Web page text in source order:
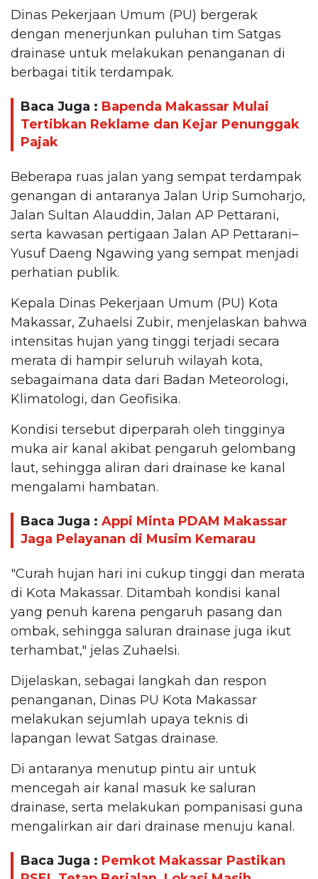
Dinas Pekerjaan Umum (PU) bergerak
dengan menerjunkan puluhan tim Satgas
drainase untuk melakukan penanganan di
berbagai titik terdampak.
Baca Juga : Bapenda Makassar Mulai
Tertibkan Reklame dan Kejar Penunggak
Pajak
Beberapa ruas jalan yang sempat terdampak
genangan di antaranya Jalan Urip Sumoharjo,
Jalan Sultan Alauddin, Jalan AP Pettarani,
serta kawasan pertigaan Jalan AP Pettarani–
Yusuf Daeng Ngawing yang sempat menjadi
perhatian publik.
Kepala Dinas Pekerjaan Umum (PU) Kota
Makassar, Zuhaelsi Zubir, menjelaskan bahwa
intensitas hujan yang tinggi terjadi secara
merata di hampir seluruh wilayah kota,
sebagaimana data dari Badan Meteorologi,
Klimatologi, dan Geofisika.
Kondisi tersebut diperparah oleh tingginya
muka air kanal akibat pengaruh gelombang
laut, sehingga aliran dari drainase ke kanal
mengalami hambatan.
Baca Juga : Appi Minta PDAM Makassar
Jaga Pelayanan di Musim Kemarau
"Curah hujan hari ini cukup tinggi dan merata
di Kota Makassar. Ditambah kondisi kanal
yang penuh karena pengaruh pasang dan
ombak, sehingga saluran drainase juga ikut
terhambat," jelas Zuhaelsi.
Dijelaskan, sebagai langkah dan respon
penanganan, Dinas PU Kota Makassar
melakukan sejumlah upaya teknis di
lapangan lewat Satgas drainase.
Di antaranya menutup pintu air untuk
mencegah air kanal masuk ke saluran
drainase, serta melakukan pompanisasi guna
mengalirkan air dari drainase menuju kanal.
Baca Juga : Pemkot Makassar Pastikan